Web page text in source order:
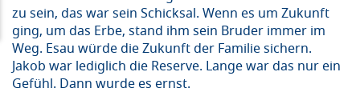
zu sein, das war sein Schicksal. Wenn es um Zukunft
ging, um das Erbe, stand ihm sein Bruder immer im
Weg. Esau würde die Zukunft der Familie sichern.
Jakob war lediglich die Reserve. Lange war das nur ein
Gefühl. Dann wurde es ernst.